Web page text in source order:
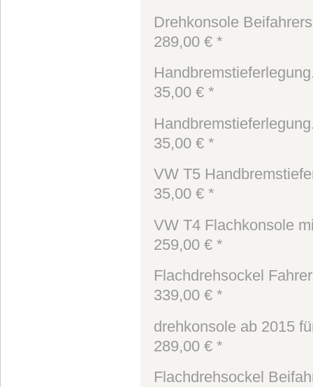
Drehkonsole
289,00 € *
35,00 € *
35,00 € *
VW T5
35,00 € *
VW T4 Flachkonsole
259,00 € *
Flachdrehsockel
339,00 € *
drehkonsole ab 2015
289,00 € *
Flachdrehsockel